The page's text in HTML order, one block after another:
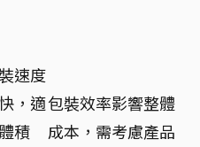
速度
，適
積
包裝效率影響整體
成本，需考慮產品